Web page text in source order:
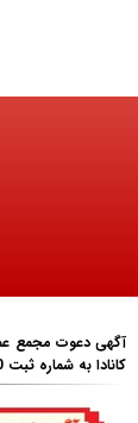
آگهی دعوت مجمع
کانادا به شماره ثبت 7810 و شناسه ملی 10100344712